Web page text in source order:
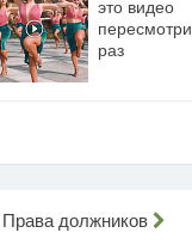
это видео
раз
Права должников